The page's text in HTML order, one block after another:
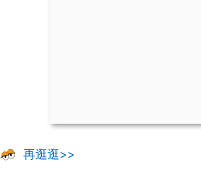
再逛逛>>